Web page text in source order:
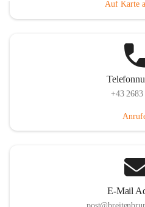
Auf Karte
+43 2683
E-Mail